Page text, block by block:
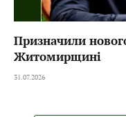
Призначили
Житомирщині
31.07.2026